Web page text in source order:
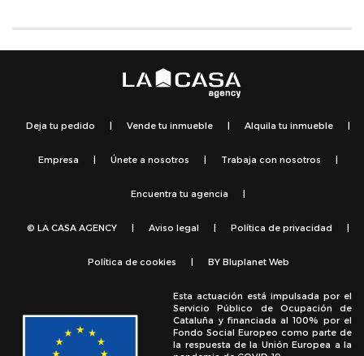
Deja tu pedido | Vende tu inmueble | Alquila tu inmueble |
Empresa | Únete a nosotros | Trabaja con nosotros |
Encuentra tu agencia |
© LA CASA AGENCY | Aviso legal | Política de privacidad |
Política de cookies | BY Bluplanet Web
Esta actuación está impulsada por el
Servicio Público de Ocupación de
Cataluña y financiada al 100% por el
Fondo Social Europeo como parte de
la respuesta de la Unión Europea a la